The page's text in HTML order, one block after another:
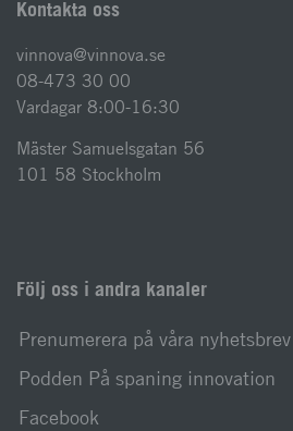
Kontakta oss
vinnova@vinnova.se
08-473 30 00
Vardagar 8:00-16:30
Mäster Samuelsgatan 56
101 58 Stockholm
Följ oss i andra kanaler
Prenumerera på våra nyhetsbrev
Podden På spaning innovation
Facebook